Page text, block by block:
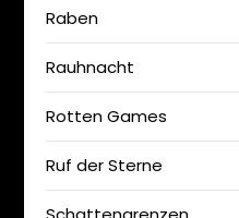
Raben
Rauhnacht
Rotten Games
Ruf der Sterne